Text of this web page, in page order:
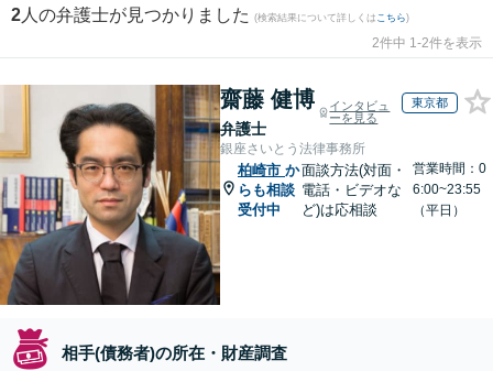
2 人の弁護士が見つかりました (検索結果について詳しくは こちら)
2件中 1-2件を表示
齋藤 健博
弁護士
インタビュ
ーを見る
東京都
銀座さいとう法律事務所
柏崎市 か
らも相談
受付中
面談方法(対面・
電話・ビデオな
ど)は応相談
営業時間：0
6:00~23:55
（平日）
相手(債務者)の所在・財産調査